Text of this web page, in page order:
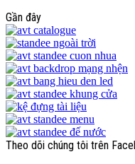
Gần đây
Theo dõi chúng tôi trên